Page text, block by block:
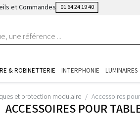
et Commandes 01 64 24 19 40
& ROBINETTERIE INTERPHONIE LUMINAIRES
et protection modulaire Accessoires
ACCESSOIRES POUR